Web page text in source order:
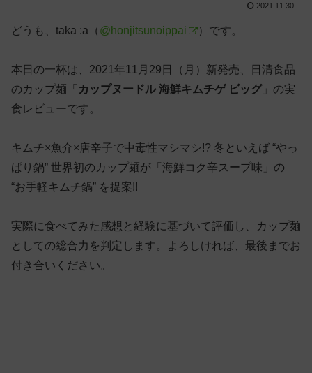
2021.11.30
どうも、taka :a（ @honjitsunoippai ）です。
本日の一杯は、2021年11月29日（月）新発売、日清食品
のカップ麺「 カップヌードル 海鮮キムチゲ ビッグ」の実
食レビューです。
キムチ×魚介×唐辛子で中毒性マシマシ!? 冬といえば “やっ
ぱり鍋” 世界初のカップ麺が「海鮮コク辛スープ味」の
“お手軽キムチ鍋” を提案!!
実際に食べてみた感想と経験に基づいて評価し、カップ麺
としての総合力を判定します。よろしければ、最後までお
付き合いください。